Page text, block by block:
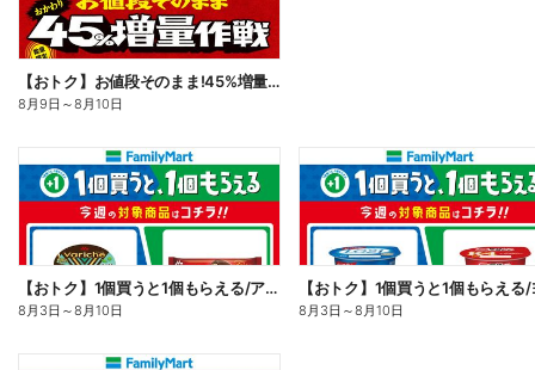
【おトク】お値段そのまま!45%増量作戦!
8月9日 ～8月10日
【おトク】1個買うと1個もらえる/アイス
8月3日 ～8月10日 8月3日 ～8月10日